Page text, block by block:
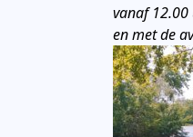
vanaf
en met de